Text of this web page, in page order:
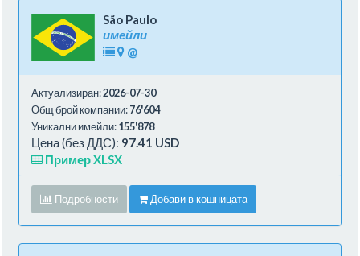
São Paulo
имейли
@
Актуализиран:2026-07-30
Общ брой компании:76'604
Уникални имейли:155'878
Цена (без ДДС): 97.41 USD
Пример XLSX
Подробности Добави в кошницата